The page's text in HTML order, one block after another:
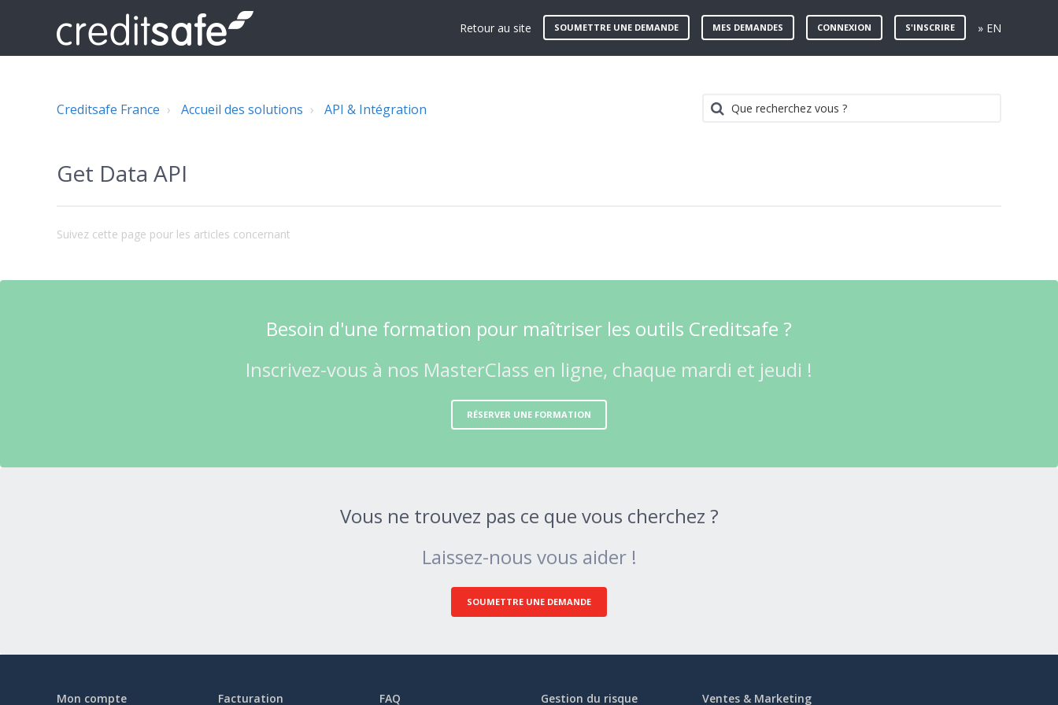
Retour au site SOUMETTRE UNE DEMANDE MES DEMANDES CONNEXION S'INSCRIRE » EN
Creditsafe France Accueil des solutions API & Intégration
Get Data API
Suivez cette page pour les articles concernant
Besoin d'une formation pour maîtriser les outils Creditsafe ?
Inscrivez-vous à nos MasterClass en ligne, chaque mardi et jeudi !
RÉSERVER UNE FORMATION
Vous ne trouvez pas ce que vous cherchez ?
Laissez-nous vous aider !
SOUMETTRE UNE DEMANDE
Mon compte Facturation FAQ Gestion du risque Ventes & Marketing